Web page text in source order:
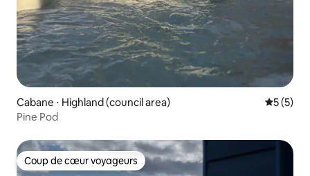
Cabane ⋅ Highland (council area)
5 (5)
Pine Pod
Coup de cœur voyageurs
Coup de cœur voyageurs